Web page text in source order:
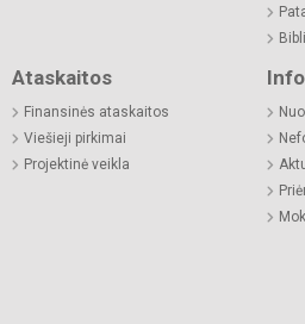
Ataskaitos
Finansinės ataskaitos
Viešieji pirkimai
Projektinė veikla